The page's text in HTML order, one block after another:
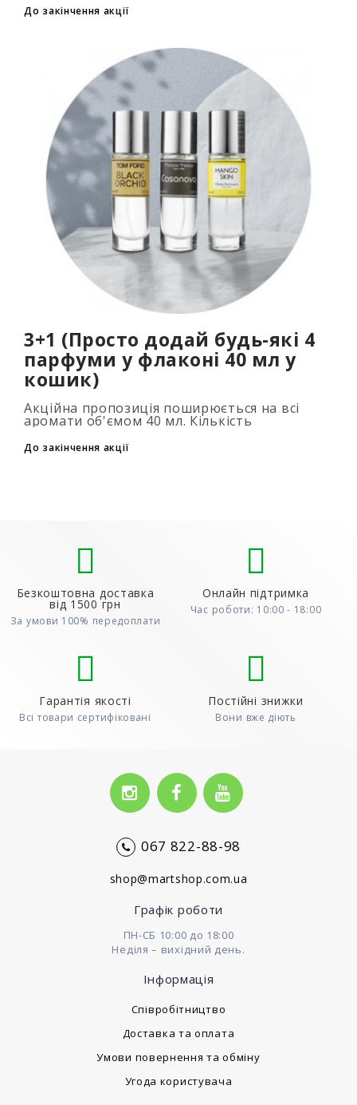
флаконів у кошик. Кількість товарів
обмежена..
До закінчення акції
3+1 (Просто додай будь-які 4
парфуми у флаконі 40 мл у
кошик)
Акційна пропозиція поширюється на всі
аромати об'ємом 40 мл. Кількість
подарункових парфумів не обмежена (3+1,
6+2, 9+3) Для того, щоб скористатися акцією,
до..
До закінчення акції
Безкоштовна доставка
від 1500 грн
За умови 100% передоплати
Онлайн підтримка
Час роботи: 10:00 - 18:00
Гарантія якості
Всі товари сертифіковані
Постійні знижки
Вони вже діють
067 822-88-98
shop@martshop.com.ua
Графік роботи
ПН-СБ 10:00 до 18:00
Неділя – вихідний день.
Інформація
Cпівробітництво
Доставка та оплата
Умови повернення та обміну
Угода користувача